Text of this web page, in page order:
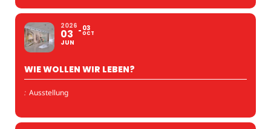
2026
03
JUN
03
OCT
WIE WOLLEN WIR LEBEN?
: Ausstellung